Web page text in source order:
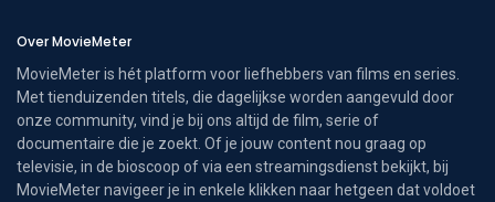
Over MovieMeter
MovieMeter is hét platform voor liefhebbers van films en series.
Met tienduizenden titels, die dagelijkse worden aangevuld door
onze community, vind je bij ons altijd de film, serie of
documentaire die je zoekt. Of je jouw content nou graag op
televisie, in de bioscoop of via een streamingsdienst bekijkt, bij
MovieMeter navigeer je in enkele klikken naar hetgeen dat voldoet